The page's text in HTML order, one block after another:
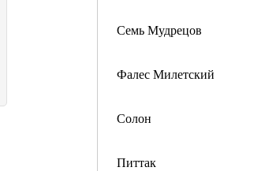
Семь Мудрецов
Фалес Милетский
Солон
Питтак